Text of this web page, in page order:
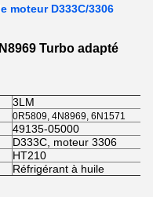
moteur D333C/3306
Turbo adapté
3LM
0R5809, 4N8969, 6N1571
49135-05000
D333C, moteur 3306
HT210
Réfrigérant à huile